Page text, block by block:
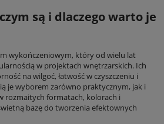
są i dlaczego warto je
wykończeniowym, który od wielu lat
w projektach wnętrzarskich. Ich
na wilgoć, łatwość w czyszczeniu i
je wyborem zarówno praktycznym, jak i
rozmaitych formatach, kolorach i
bazę do tworzenia efektownych